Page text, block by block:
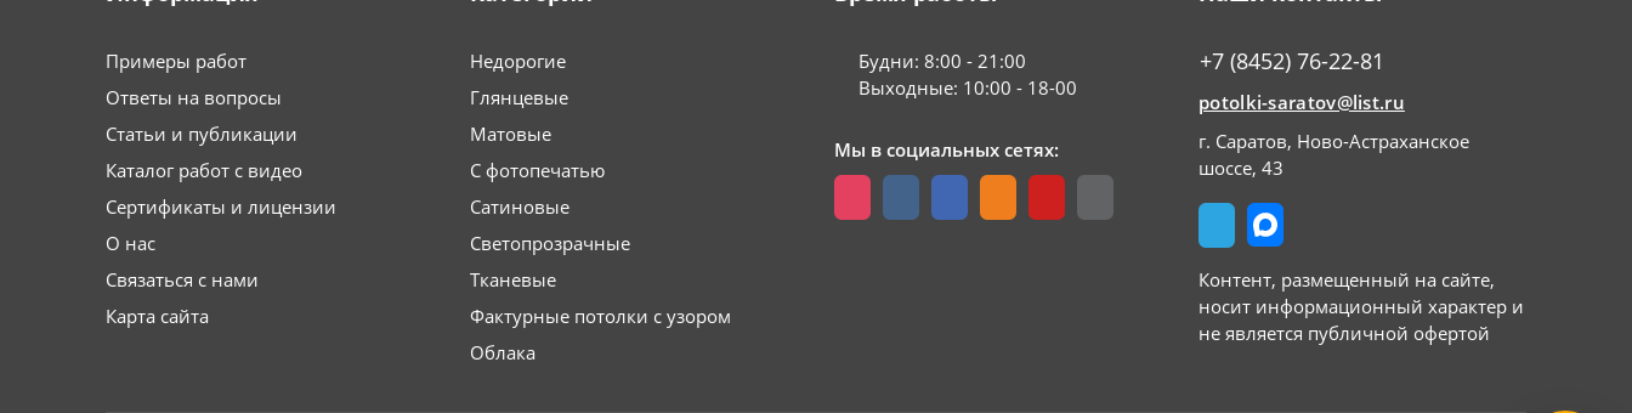
Примеры работ
Ответы на вопросы
Статьи и публикации
Каталог работ с видео
Сертификаты и лицензии
О нас
Связаться с нами
Карта сайта
Недорогие
Глянцевые
Матовые
С фотопечатью
Сатиновые
Светопрозрачные
Тканевые
Фактурные потолки с узором
Облака
Будни: 8:00 - 21:00
Выходные: 10:00 - 18-00
Мы в социальных сетях:
+7 (8452) 76-22-81
potolki-saratov@list.ru
г. Саратов, Ново-Астраханское
шоссе, 43
Контент, размещенный на сайте,
носит информационный характер и
не является публичной офертой